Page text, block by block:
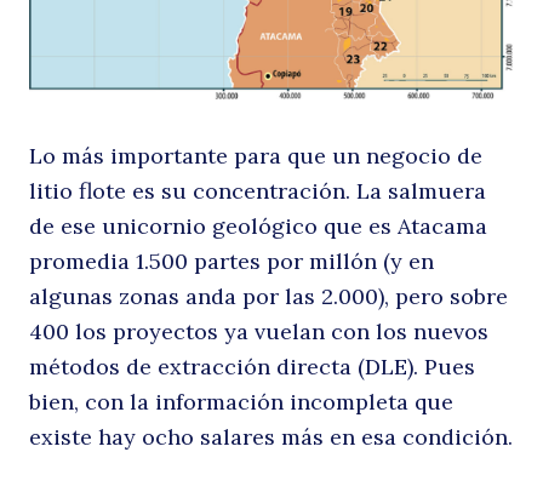
Lo más importante para que un negocio de
litio flote es su concentración. La salmuera
de ese unicornio geológico que es Atacama
promedia 1.500 partes por millón (y en
algunas zonas anda por las 2.000), pero sobre
400 los proyectos ya vuelan con los nuevos
métodos de extracción directa (DLE). Pues
bien, con la información incompleta que
existe hay ocho salares más en esa condición.